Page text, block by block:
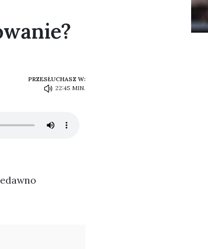
PRZESŁUCHASZ W:
22:45 MIN.